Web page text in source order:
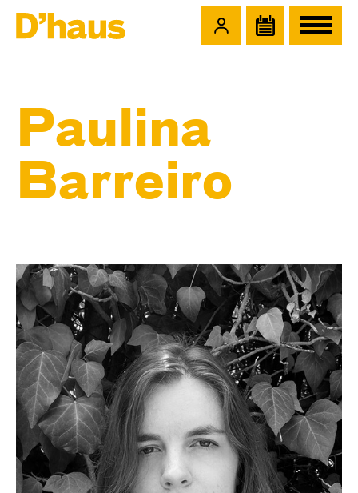
Paulina
Barreiro